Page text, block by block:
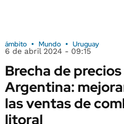
ámbito Mundo Uruguay
6 de abril 2024 - 09:15
Brecha de
Argentina:
las ventas de
litoral